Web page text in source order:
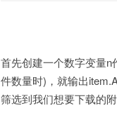
首先创建一个数字变量n
件数量时)，就输出
筛选到我们想要下载的附